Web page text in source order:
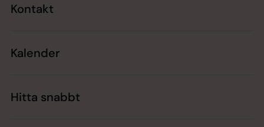
Kontakt
Kalender
Hitta snabbt